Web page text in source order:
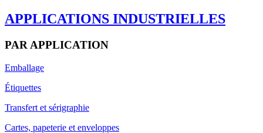
APPLICATIONS INDUSTRIELLES
PAR APPLICATION
Emballage
Étiquettes
Transfert et sérigraphie
Cartes, papeterie et enveloppes